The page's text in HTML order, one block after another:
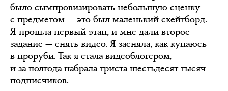
было сымпровизировать небольшую сценку
с предметом — это был маленький скейтборд.
Я прошла первый этап, и мне дали второе
задание — снять видео. Я засняла, как купаюсь
в проруби. Так я стала видеоблогером,
и за полгода набрала триста шестьдесят тысяч
подписчиков.